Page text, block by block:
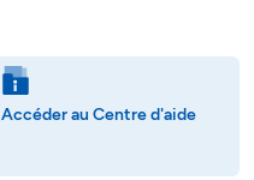
Accéder au Centre d'aide